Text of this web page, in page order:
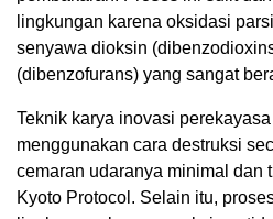
lingkungan karena oksidasi
senyawa dioksin
(dibenzofurans) yang sangat
Teknik karya inovasi
menggunakan cara destruksi
cemaran udaranya minimal dan
Kyoto Protocol. Selain itu,